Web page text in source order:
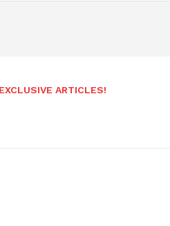
ARTICLES!